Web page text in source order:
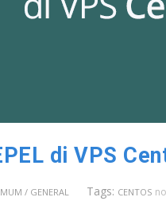
di VPS
/ GENERAL Tags: CENTOS